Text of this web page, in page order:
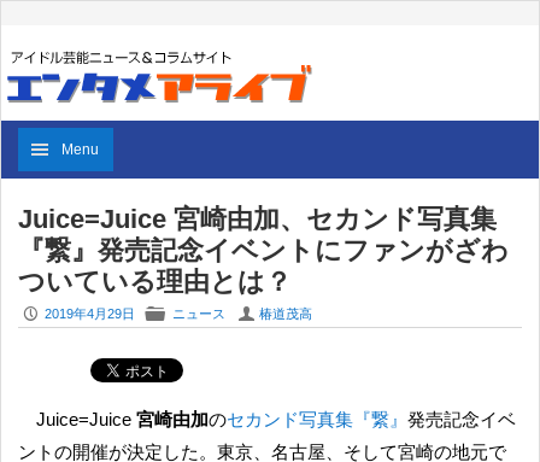
Menu
Juice=Juice 宮崎由加、セカンド写真集
『繋』発売記念イベントにファンがざわ
ついている理由とは？
P 2019年4月29日 F ニュース U 椿道茂高
Juice=Juice宮崎由加のセカンド写真集『繋』発売記念イベ
ントの開催が決定した。東京、名古屋、そして宮崎の地元で